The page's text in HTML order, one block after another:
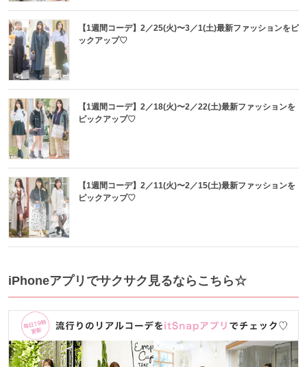
【1週間コーデ】2／25(火)〜3／1(土)最新ファッションをピ
ックアップ♡
【1週間コーデ】2／18(火)〜2／22(土)最新ファッションを
ピックアップ♡
【1週間コーデ】2／11(火)〜2／15(土)最新ファッションを
ピックアップ♡
iPhoneアプリでサクサク見るならこちら☆